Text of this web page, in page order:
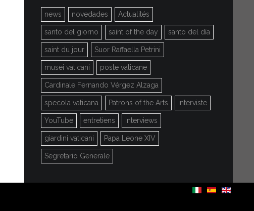
news novedades Actualités
santo del giorno saint of the day santo del día
saint du jour Suor Raffaella Petrini
musei vaticani poste vaticane
Cardinale Fernando Vérgez Alzaga
specola vaticana Patrons of the Arts interviste
YouTube entretiens interviews
giardini vaticani Papa Leone XIV
Segretario Generale